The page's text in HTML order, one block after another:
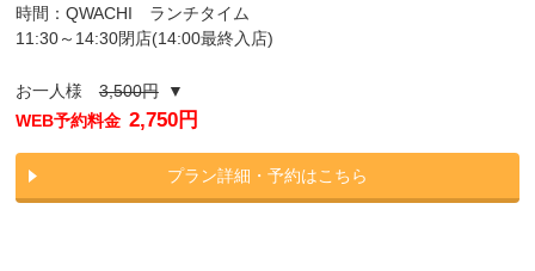
時間：QWACHI ランチタイム
11:30～14:30閉店(14:00最終入店)
お一人様3,500円▼
WEB予約料金 2,750円
プラン詳細・予約はこちら